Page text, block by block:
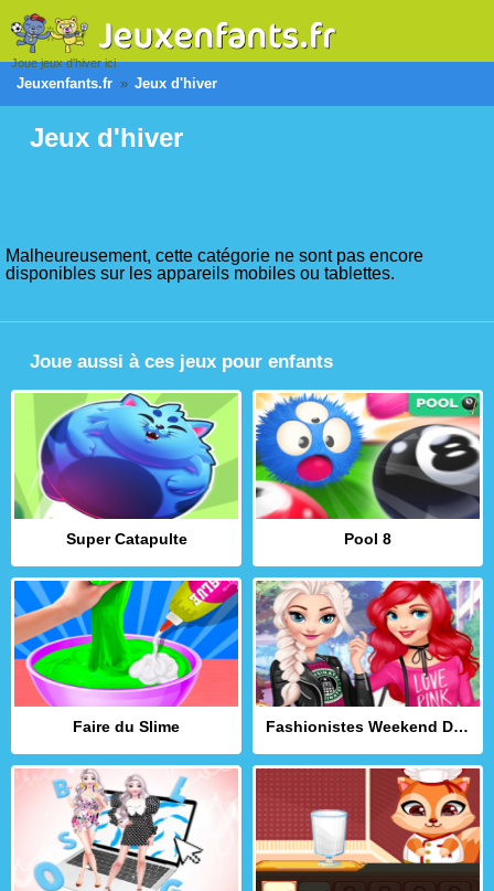
Joue jeux d'hiver ici
Jeuxenfants.fr Jeux d'hiver
Jeux d'hiver
Malheureusement, cette catégorie ne sont pas encore
disponibles sur les appareils mobiles ou tablettes.
Joue aussi à ces jeux pour enfants
Super Catapulte Pool 8
Faire du Slime Fashionistes Weekend Décontracté